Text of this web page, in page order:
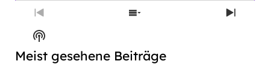
Previous
Episode
Show
Next
Show
Podcast
Information
Meist gesehene Beiträge